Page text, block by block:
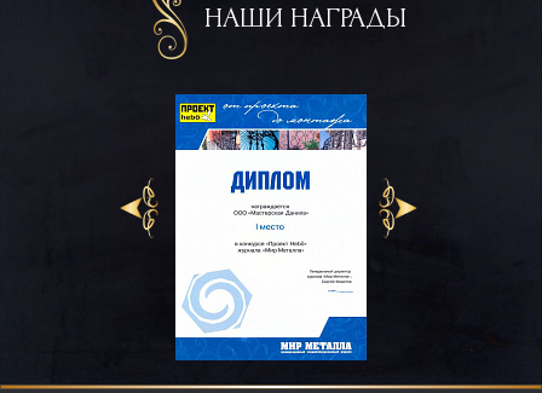
НАШИ НАГРАДЫ